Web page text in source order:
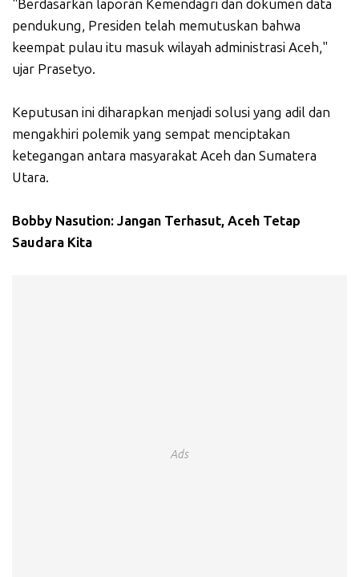
"Berdasarkan laporan Kemendagri dan dokumen data
pendukung, Presiden telah memutuskan bahwa
keempat pulau itu masuk wilayah administrasi Aceh,"
ujar Prasetyo.
Keputusan ini diharapkan menjadi solusi yang adil dan
mengakhiri polemik yang sempat menciptakan
ketegangan antara masyarakat Aceh dan Sumatera
Utara.
Bobby Nasution: Jangan Terhasut, Aceh Tetap
Saudara Kita
Ads